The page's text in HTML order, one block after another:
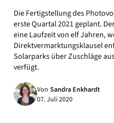
Die Fertigstellung des
erste Quartal 2021 geplant.
eine Laufzeit von elf Jahren,
Direktvermarktungsklausel
Solarparks über Zuschläge
verfügt.
Von Sandra Enkhardt
07. Juli 2020